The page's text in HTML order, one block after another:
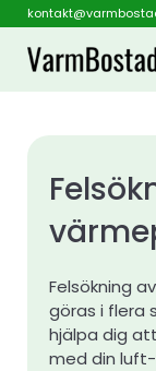
Felsökning
göras i flera
hjälpa dig
med din